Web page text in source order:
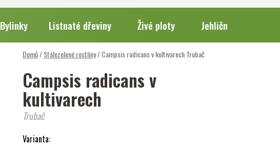
Bylinky Listnaté dřeviny Živé ploty Jehličnany
Domů/Stálezelené rostliny/Campsis radicans v kultivarechTrubač
Campsis radicans v
kultivarech
Trubač
Varianta: